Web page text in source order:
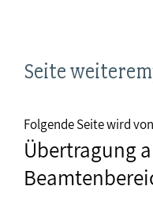
Seite
Folgende Seite wird
Übertragung